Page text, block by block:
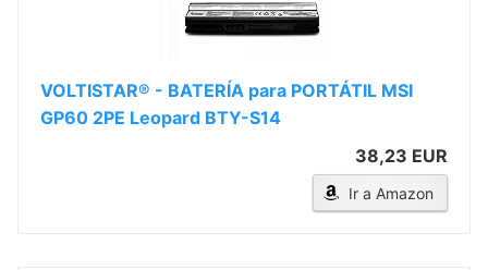
VOLTISTAR® - BATERÍA para PORTÁTIL MSI
GP60 2PE Leopard BTY-S14
38,23 EUR
Ir a Amazon